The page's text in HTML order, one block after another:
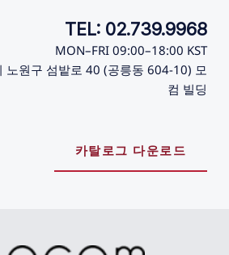
TEL: 02.739.9968
MON–FRI 09:00–18:00 KST
노원구 섬밭로 40 (공릉동 604-10) 모
컴 빌딩
카탈로그 다운로드